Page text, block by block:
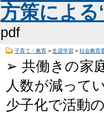
方策によ
pdf
子育て・教育> 生涯学習 > 社会教育
➢ 共働きの家
人数が減って
少子化で活動